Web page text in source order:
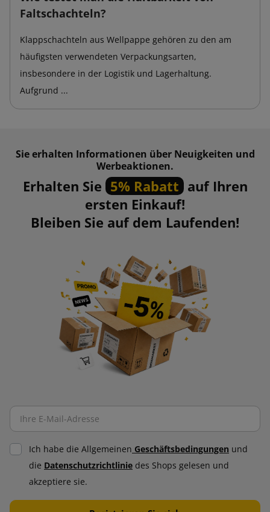
Faltschachteln?
Klappschachteln aus Wellpappe gehören zu den am
häufigsten verwendeten Verpackungsarten,
insbesondere in der Logistik und Lagerhaltung.
Aufgrund ...
Sie erhalten Informationen über Neuigkeiten und
Werbeaktionen.
Erhalten Sie 5% Rabatt auf Ihren
ersten Einkauf!
Bleiben Sie auf dem Laufenden!
Ich habe die Allgemeinen Geschäftsbedingungen und
die Datenschutzrichtlinie des Shops gelesen und
akzeptiere sie.